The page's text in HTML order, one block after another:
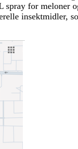
spray for meloner
insektmidler,